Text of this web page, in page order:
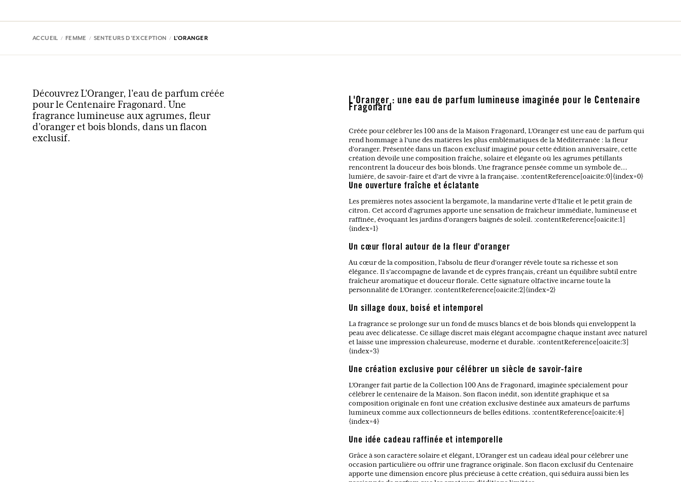
ACCUEIL FEMME SENTEURS D'EXCEPTION L'ORANGER
Découvrez L'Oranger, l'eau de parfum créée
pour le Centenaire Fragonard. Une
fragrance lumineuse aux agrumes, fleur
d'oranger et bois blonds, dans un flacon
exclusif.
L'Oranger : une eau de parfum lumineuse imaginée pour le Centenaire
Fragonard
Créée pour célébrer les 100 ans de la Maison Fragonard, L'Oranger est une eau de parfum qui
rend hommage à l'une des matières les plus emblématiques de la Méditerranée : la fleur
d'oranger. Présentée dans un flacon exclusif imaginé pour cette édition anniversaire, cette
création dévoile une composition fraîche, solaire et élégante où les agrumes pétillants
rencontrent la douceur des bois blonds. Une fragrance pensée comme un symbole de
lumière, de savoir-faire et d'art de vivre à la française. :contentReference[oaicite:0]{index=0}
Une ouverture fraîche et éclatante
Les premières notes associent la bergamote, la mandarine verte d'Italie et le petit grain de
citron. Cet accord d'agrumes apporte une sensation de fraîcheur immédiate, lumineuse et
raffinée, évoquant les jardins d'orangers baignés de soleil. :contentReference[oaicite:1]
{index=1}
Un cœur floral autour de la fleur d'oranger
Au cœur de la composition, l'absolu de fleur d'oranger révèle toute sa richesse et son
élégance. Il s'accompagne de lavande et de cyprès français, créant un équilibre subtil entre
fraîcheur aromatique et douceur florale. Cette signature olfactive incarne toute la
personnalité de L'Oranger. :contentReference[oaicite:2]{index=2}
Un sillage doux, boisé et intemporel
La fragrance se prolonge sur un fond de muscs blancs et de bois blonds qui enveloppent la
peau avec délicatesse. Ce sillage discret mais élégant accompagne chaque instant avec naturel
et laisse une impression chaleureuse, moderne et durable. :contentReference[oaicite:3]
{index=3}
Une création exclusive pour célébrer un siècle de savoir-faire
L'Oranger fait partie de la Collection 100 Ans de Fragonard, imaginée spécialement pour
célébrer le centenaire de la Maison. Son flacon inédit, son identité graphique et sa
composition originale en font une création exclusive destinée aux amateurs de parfums
lumineux comme aux collectionneurs de belles éditions. :contentReference[oaicite:4]
{index=4}
Une idée cadeau raffinée et intemporelle
Grâce à son caractère solaire et élégant, L'Oranger est un cadeau idéal pour célébrer une
occasion particulière ou offrir une fragrance originale. Son flacon exclusif du Centenaire
apporte une dimension encore plus précieuse à cette création, qui séduira aussi bien les